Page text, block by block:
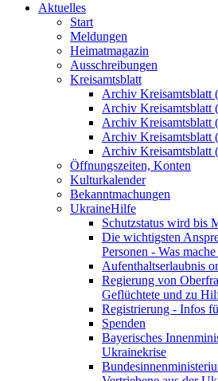
Aktuelles
Start
Meldungen
Heimatmagazin
Ausschreibungen
Kreisamtsblatt
Archiv Kreisamtsblatt
Archiv Kreisamtsblatt
Archiv Kreisamtsblatt
Archiv Kreisamtsblatt
Archiv Kreisamtsblatt
Öffnungszeiten, Konten
Kulturkalender
Bekanntmachungen
UkraineHilfe
Schutzstatus wird bis
Die wichtigsten
Personen - Was
Aufenthaltserlaubnis
Regierung von
Geflüchtete und zu
Registrierung - Infos
Spenden
Bayerisches
Ukrainekrise